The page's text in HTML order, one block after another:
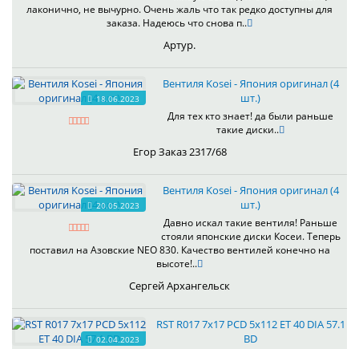
лаконично, не вычурно. Очень жаль что так редко доступны для
заказа. Надеюсь что снова п..
Артур.
18.06.2023
Вентиля Kosei - Япония оригинал (4
шт.)
Для тех кто знает! да были раньше
такие диски..
Егор Заказ 2317/68
20.05.2023
Вентиля Kosei - Япония оригинал (4
шт.)
Давно искал такие вентиля! Раньше
стояли японские диски Косеи. Теперь
поставил на Азовские NEO 830. Качество вентилей конечно на
высоте!..
Сергей Архангельск
02.04.2023
RST R017 7x17 PCD 5x112 ET 40 DIA 57.1
BD